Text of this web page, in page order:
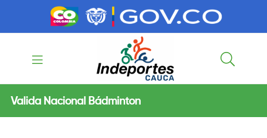
Indeportes
Cauca
Valida Nacional Bádminton